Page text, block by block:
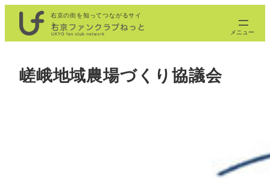
を
右京の街を知ってつながるサイ
ト
嵯峨地域農場づくり協議会